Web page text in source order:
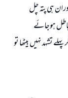
ہی پتہ چل
باطل ہوجائے
تشہد نہیں بیٹھا تو